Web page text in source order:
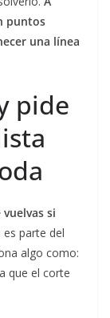
puntos
una línea
pide
si
parte del
algo como:
que el corte